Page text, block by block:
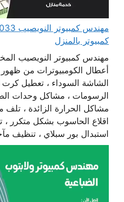
كمبيوتر بالمنزل
مهندس كمبيوتر النويصيب
أعطال الكومبيوترات من
الشاشة السوداء ، تعطيل
الرسومات ، مشاكل وحدات
مشاكل الحرارة الزائدة ، تلف
اقلاع الحاسوب بشكل متكرر ،
استبدال بور سبلاي ، تنظيف